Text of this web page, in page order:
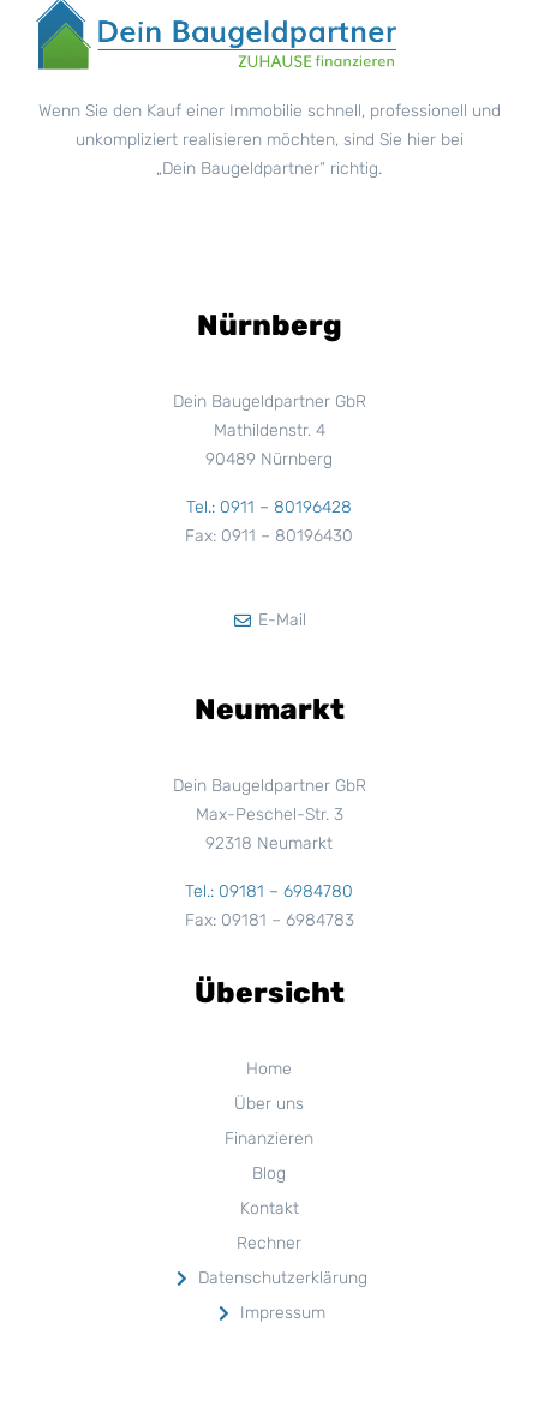
Wenn Sie den Kauf einer Immobilie schnell, professionell und
unkompliziert realisieren möchten, sind Sie hier bei
„Dein Baugeldpartner“ richtig.
Nürnberg
Dein Baugeldpartner GbR
Mathildenstr. 4
90489 Nürnberg
Tel.: 0911 – 80196428
Fax: 0911 – 80196430
E-Mail
Neumarkt
Dein Baugeldpartner GbR
Max-Peschel-Str. 3
92318 Neumarkt
Tel.: 09181 – 6984780
Fax: 09181 – 6984783
Übersicht
Home
Über uns
Finanzieren
Blog
Kontakt
Rechner
Datenschutzerklärung
Impressum